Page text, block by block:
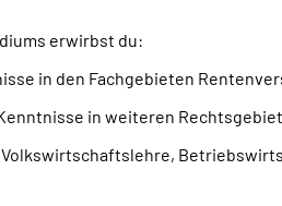
erwirbst du:
in den Fachgebieten
in weiteren